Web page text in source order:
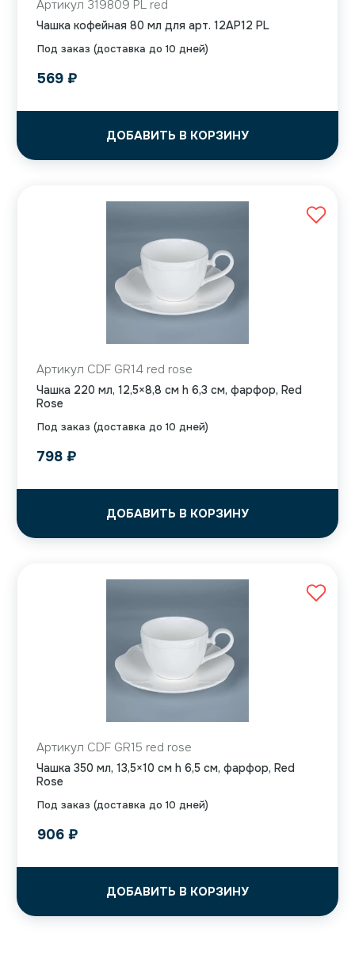
Под заказ (доставка до 10 дней)
Артикул 319809 PL red
Чашка кофейная 80 мл для арт. 12AP12 PL
569 ₽
ДОБАВИТЬ В КОРЗИНУ
Под заказ (доставка до 10 дней)
Артикул CDF GR14 red rose
Чашка 220 мл, 12,5×8,8 см h 6,3 см, фарфор, Red
Rose
798 ₽
ДОБАВИТЬ В КОРЗИНУ
Под заказ (доставка до 10 дней)
Артикул CDF GR15 red rose
Чашка 350 мл, 13,5×10 см h 6,5 см, фарфор, Red
Rose
906 ₽
ДОБАВИТЬ В КОРЗИНУ